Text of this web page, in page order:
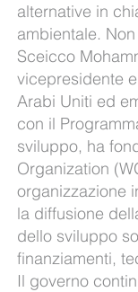
alternative in
ambientale.
Sceicco
vicepresidente
Arabi Uniti ed
con il
sviluppo, ha
Organization
organizzazione
la diffusione
dello sviluppo
finanziamenti,
Il governo